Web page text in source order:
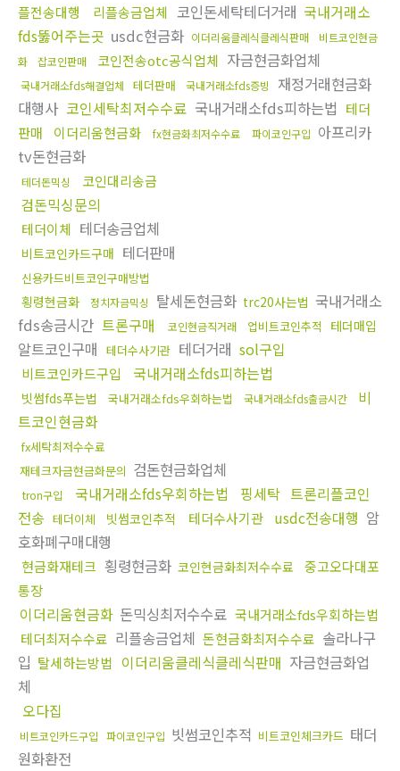
플전송대행
리플송금업체 코인돈세탁테더거래 국내거래소
fds뚫어주는곳 usdc현금화 이더리움클레식클레식판매
비트코인현금
화
잡코인판매 코인전송otc공식업체 자금현금화업체
국내거래소fds해결업체 테더판매 국내거래소fds증빙
재정거래현금화
대행사 코인세탁최저수수료 국내거래소fds피하는법 테더
판매
이더리움현금화 fx현금화최저수수료 파이코인구입 아프리카
tv돈현금화
테더돈믹싱 코인대리송금
검돈믹싱문의
테더이체 테더송금업체
비트코인카드구매 테더판매
신용카드비트코인구매방법
횡령현금화 정치자금믹싱 탈세돈현금화 trc20사는법 국내거래소
fds송금시간 트론구매 코인현금직거래 업비트코인추적 테더매입
알트코인구매 테더수사기관 테더거래 sol구입
비트코인카드구입 국내거래소fds피하는법
빗썸fds푸는법 국내거래소fds우회하는법 국내거래소fds출금시간
비
트코인현금화
fx세탁최저수수료
재테크자금현금화문의 검돈현금화업체
tron구입 국내거래소fds우회하는법 핑세탁 트론리플코인
전송 테더이체 빗썸코인추적 테더수사기관 usdc전송대행 암
호화폐구매대행
현금화재테크 횡령현금화 코인현금화최저수수료
중고오다대포
통장
이더리움현금화 돈믹싱최저수수료 국내거래소fds우회하는법
테더최저수수료 리플송금업체 돈현금화최저수수료 솔라나구
입 탈세하는방법 이더리움클레식클레식판매 자금현금화업
체
오다집
비트코인카드구입 파이코인구입 빗썸코인추적 비트코인체크카드 태더
원화환전